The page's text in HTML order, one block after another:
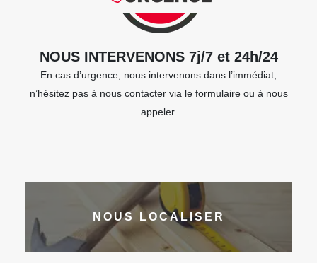
NOUS INTERVENONS 7j/7 et 24h/24
En cas d’urgence, nous intervenons dans l’immédiat,
n’hésitez pas à nous contacter via le formulaire ou à nous
appeler.
NOUS LOCALISER